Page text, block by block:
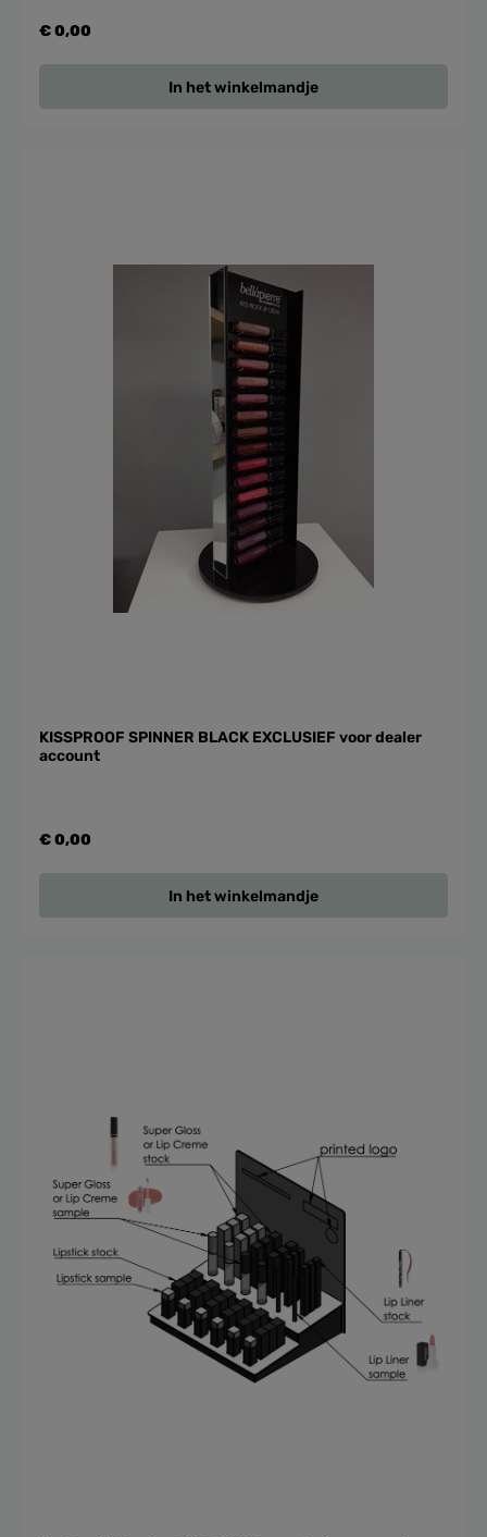
€ 0,00
In het winkelmandje
KISSPROOF SPINNER BLACK EXCLUSIEF voor dealer
account
€ 0,00
In het winkelmandje